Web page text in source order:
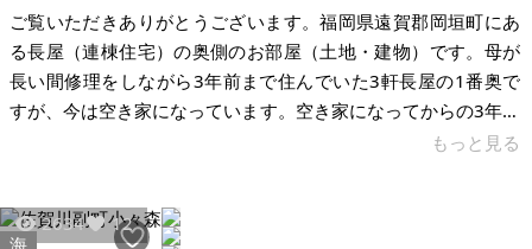
ご覧いただきありがとうございます。福岡県遠賀郡岡垣町にあ
る長屋（連棟住宅）の奥側のお部屋（土地・建物）です。母が
長い間修理をしながら3年前まで住んでいた3軒長屋の1番奥で
すが、今は空き家になっています。空き家になってからの3年間
は空気の入れ替え、草刈りをして管理してきましたが、今後誰
い方にぴったりです。購入後のリフォームやDIYは自由、自分好
もっと見る
2634
12
海